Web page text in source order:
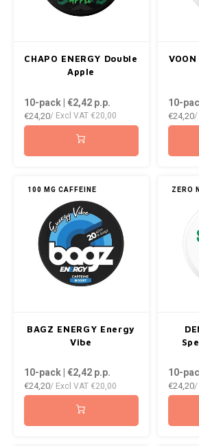
CHAPO ENERGY Double
Apple
10-pack | €2,42p.p.
€24,20/ Excl VAT €20,00
10-
€24,20/
100 MG CAFFEINE
BAGZ ENERGY Energy
Vibe
10-pack | €2,42p.p.
€24,20/ Excl VAT €20,00
ZERO
10-
€24,20/